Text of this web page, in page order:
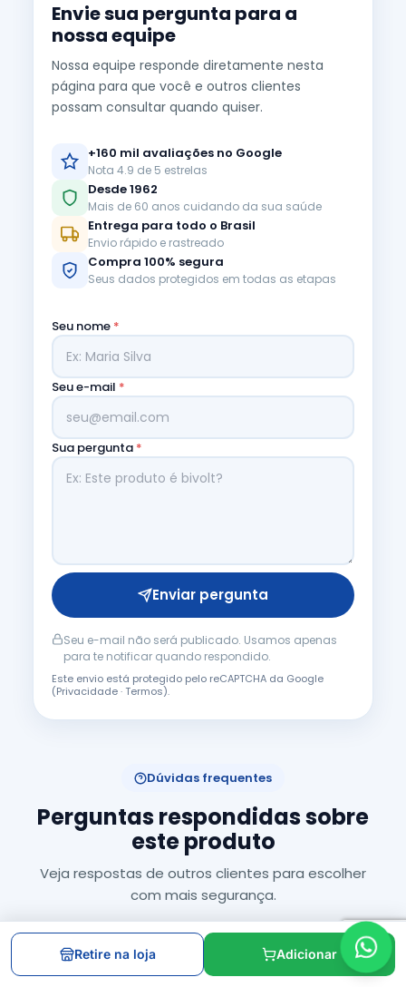
Envie sua pergunta para a
nossa equipe
Nossa equipe responde diretamente nesta
página para que você e outros clientes
possam consultar quando quiser.
+160 mil avaliações no Google
Nota 4.9 de 5 estrelas
Desde 1962
Mais de 60 anos cuidando da sua saúde
Entrega para todo o Brasil
Envio rápido e rastreado
Compra 100% segura
Seus dados protegidos em todas as etapas
Seu nome *
Seu e-mail *
Sua pergunta *
Enviar pergunta
Seu e-mail não será publicado. Usamos apenas
para te notificar quando respondido.
Este envio está protegido pelo reCAPTCHA da Google
(Privacidade·Termos).
Dúvidas frequentes
Perguntas respondidas sobre
este produto
Veja respostas de outros clientes para escolher
com mais segurança.
Ainda não há perguntas respondidas.
Retire na loja Adicionar